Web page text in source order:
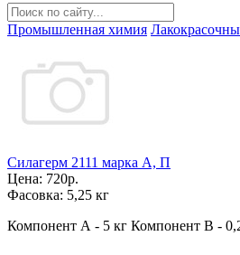
Промышленная химия
Силагерм 2111 марка А, П
Цена: 720р.
Фасовка: 5,25 кг
Компонент А - 5 кг Компонент В -